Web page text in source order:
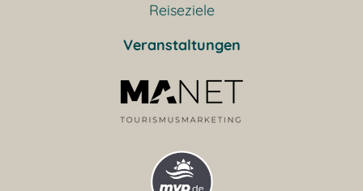
Reiseziele
Veranstaltungen